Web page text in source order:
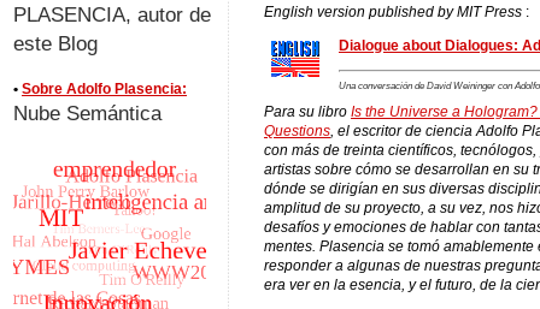
English version published by MIT Press :
Dialogue about Dialogues:
Una conversación de David Weininger con
Para su libro Is the Universe a
Questions, el escritor de ciencia Adolfo
con más de treinta científicos,
artistas sobre cómo se desarrollan en su
dónde se dirigían en sus diversas
amplitud de su proyecto, a su vez, nos
desafíos y emociones de hablar con
mentes. Plasencia se tomó amablemente
responder a algunas de nuestras
era ver en la esencia, y el futuro, de la
PLASENCIA, autor de
este Blog
• Sobre Adolfo Plasencia:
Nube Semántica